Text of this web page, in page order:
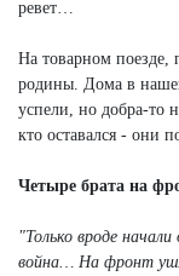
ревет…
На товарном поезде,
родины. Дома в
успели, но добра-то
кто оставался - они
Четыре брата на
"Только вроде
война… На фронт